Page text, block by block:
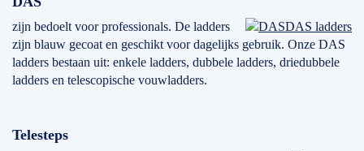
DAS ladders
zijn bedoelt voor professionals. De ladders
zijn blauw gecoat en geschikt voor dagelijks gebruik. Onze DAS
ladders bestaan uit: enkele ladders, dubbele ladders, driedubbele
ladders en telescopische vouwladders.
Telesteps